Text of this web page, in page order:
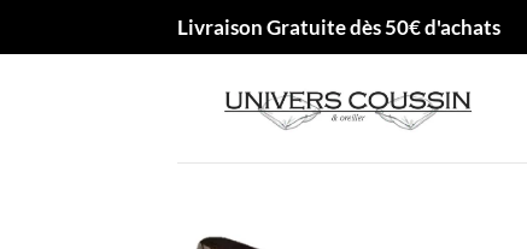
Livraison Gratuite dès 50€ d'achats